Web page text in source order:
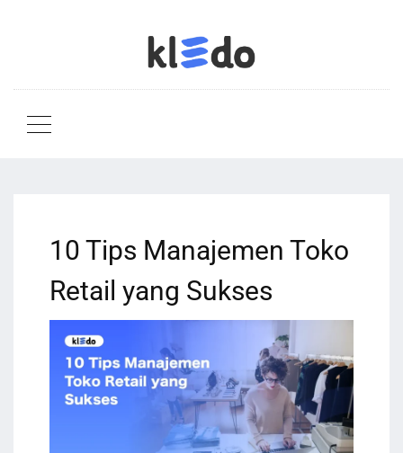
10 Tips Manajemen Toko
Retail yang Sukses